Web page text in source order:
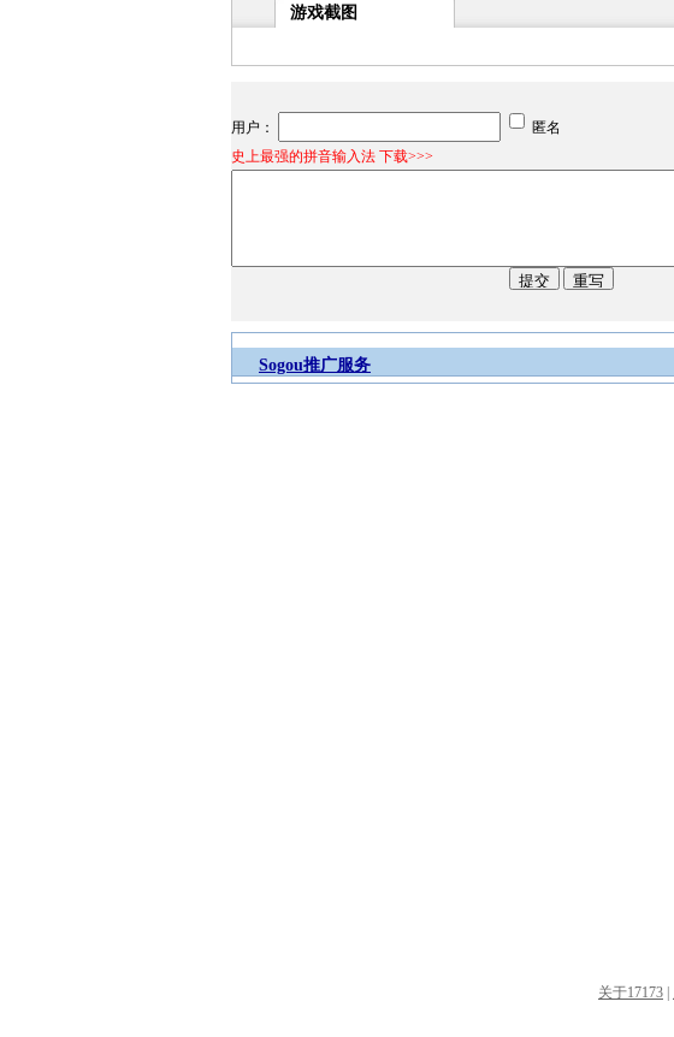
游戏截图
用户：
匿名
史上最强的拼音输入法 下载>>>
Sogou推广服务
关于17173